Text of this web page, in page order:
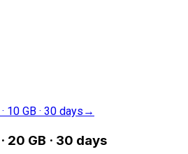
10 GB · 30 days →
20 GB · 30 days